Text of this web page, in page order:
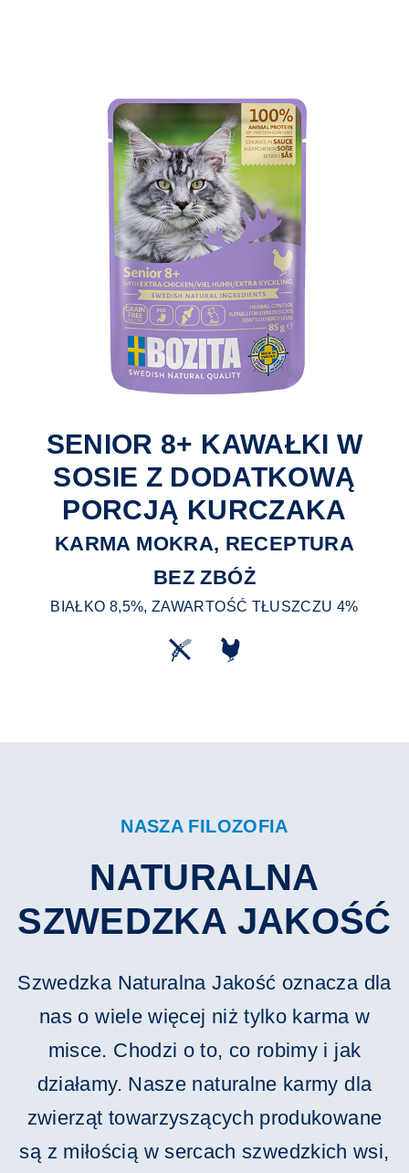
SENIOR 8+ KAWAŁKI W
SOSIE Z DODATKOWĄ
PORCJĄ KURCZAKA
KARMA MOKRA, RECEPTURA
BEZ ZBÓŻ
BIAŁKO 8,5%, ZAWARTOŚĆ TŁUSZCZU 4%
NASZA FILOZOFIA
NATURALNA
SZWEDZKA JAKOŚĆ
Szwedzka Naturalna Jakość oznacza dla
nas o wiele więcej niż tylko karma w
misce. Chodzi o to, co robimy i jak
działamy. Nasze naturalne karmy dla
zwierząt towarzyszących produkowane
są z miłością w sercach szwedzkich wsi,